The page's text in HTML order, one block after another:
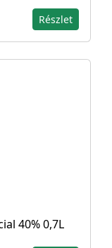
Részlet
40% 0,7L